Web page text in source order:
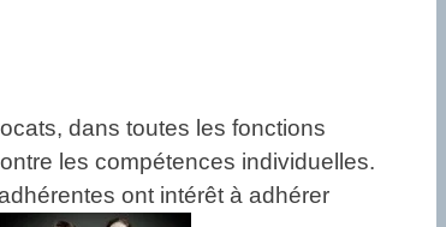
dans toutes les fonctions
les compétences individuelles.
ont intérêt à adhérer